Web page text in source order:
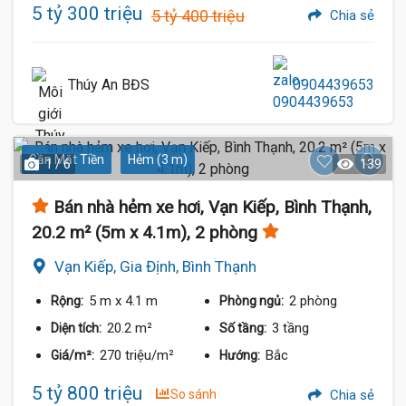
5 tỷ 300 triệu 5 tỷ 400 triệu Chia sẻ
Thúy An BĐS 0904439653
Gần Mặt Tiền Hẻm (3 m)
1 / 6 139
Bán nhà hẻm xe hơi, Vạn Kiếp, Bình Thạnh,
20.2 m² (5m x 4.1m), 2 phòng
Vạn Kiếp, Gia Định, Bình Thạnh
Rộng: 5 m x 4.1 m Phòng ngủ: 2 phòng
Diện tích: 20.2 m² Số tầng: 3 tầng
Giá/m²: 270 triệu/m² Hướng: Bắc
5 tỷ 800 triệu So sánh Chia sẻ